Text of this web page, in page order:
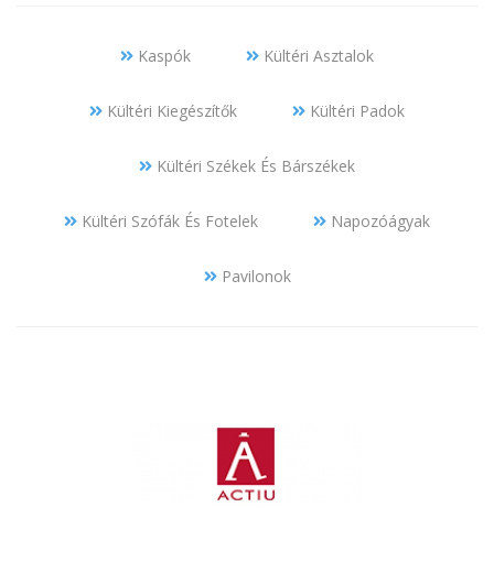
Kaspók Kültéri Asztalok
Kültéri Kiegészítők Kültéri Padok
Kültéri Székek És Bárszékek
Kültéri Szófák És Fotelek Napozóágyak
Pavilonok